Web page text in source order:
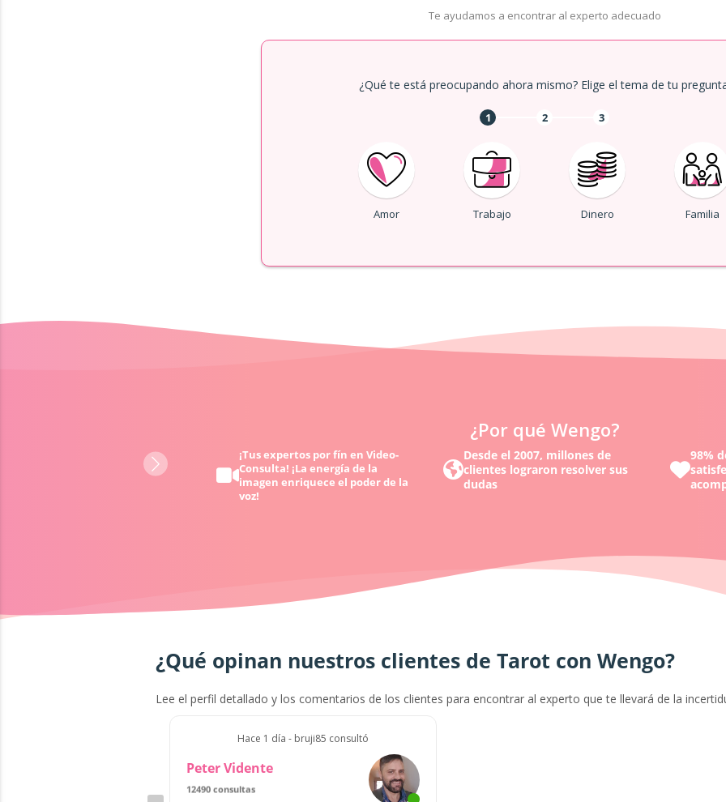
Te ayudamos a encontrar al experto adecuado
¿Qué te está preocupando ahora mismo? Elige el tema de tu
1 2 3
Amor Trabajo Dinero Familia
¿Por qué Wengo?
Obtén ayuda 24/7 - cuando
¡Tus expertos por fín en Video-
Consulta! ¡La energía de la
imagen enriquece el poder de la
voz!
Desde el 2007, millones de
clientes lograron resolver sus
dudas
98%
¿Qué opinan nuestros clientes de Tarot con Wengo?
Lee el perfil detallado y los comentarios de los clientes para encontrar al experto que te llevará de la
Hace 1 día - bruji85 consultó
Peter Vidente
12490 consultas